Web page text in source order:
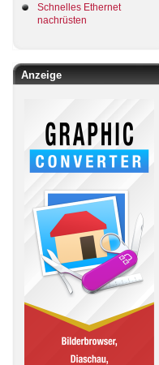
Schnelles Ethernet
nachrüsten
Anzeige